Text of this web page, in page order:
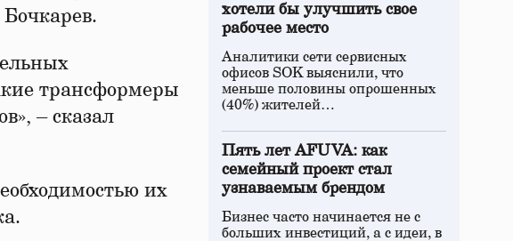
трансформеры
– сказал
их
хотели бы улучшить свое
рабочее место
Аналитики сети сервисных
офисов SOK выяснили, что
меньше половины опрошенных
(40%) жителей…
Пять лет AFUVA: как
семейный проект стал
узнаваемым брендом
Бизнес часто начинается не с
больших инвестиций, а с идеи, в